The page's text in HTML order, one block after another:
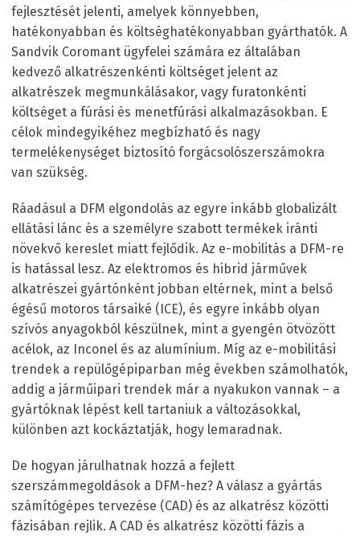
fejlesztését jelenti, amelyek könnyebben,
hatékonyabban és költséghatékonyabban gyárthatók. A
Sandvik Coromant ügyfelei számára ez általában
kedvező alkatrészenkénti költséget jelent az
alkatrészek megmunkálásakor, vagy furatonkénti
költséget a fúrási és menetfúrási alkalmazásokban. E
célok mindegyikéhez megbízható és nagy
termelékenységet biztosító forgácsolószerszámokra
van szükség.
Ráadásul a DFM elgondolás az egyre inkább globalizált
ellátási lánc és a személyre szabott termékek iránti
növekvő kereslet miatt fejlődik. Az e-mobilitás a DFM-re
is hatással lesz. Az elektromos és hibrid járművek
alkatrészei gyártónként jobban eltérnek, mint a belső
égésű motoros társaiké (ICE), és egyre inkább olyan
szívós anyagokból készülnek, mint a gyengén ötvözött
acélok, az Inconel és az alumínium. Míg az e-mobilitási
trendek a repülőgépiparban még években számolhatók,
addig a járműipari trendek már a nyakukon vannak – a
gyártóknak lépést kell tartaniuk a változásokkal,
különben azt kockáztatják, hogy lemaradnak.
De hogyan járulhatnak hozzá a fejlett
szerszámmegoldások a DFM-hez? A válasz a gyártás
számítógépes tervezése (CAD) és az alkatrész közötti
fázisában rejlik. A CAD és alkatrész közötti fázis a